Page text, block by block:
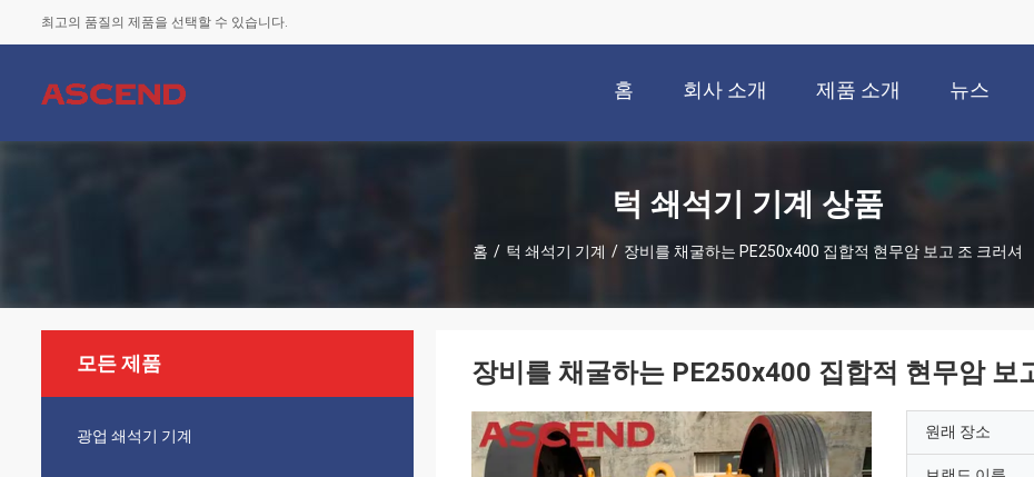
최고의 품질의 제품을 선택할 수 있습니다.
홈 회사 소개 제품 소개 뉴스
턱 쇄석기 기계 상품
홈 / 턱 쇄석기 기계 / 장비를 채굴하는 PE250x400 집합적 현무암 보고 조 크러셔
모든 제품
광업 쇄석기 기계
장비를 채굴하는 PE250x400 집합적 현무암 보
원래 장소